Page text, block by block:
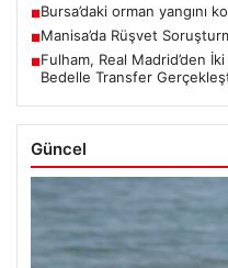
■Bursa’daki orman yangını
■Manisa’da Rüşvet
■Fulham, Real Madrid’den
Bedelle Transfer
Güncel